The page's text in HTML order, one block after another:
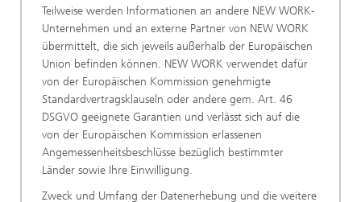
Teilweise werden Informationen an andere NEW WORK-
Unternehmen und an externe Partner von NEW WORK
übermittelt, die sich jeweils außerhalb der Europäischen
Union befinden können. NEW WORK verwendet dafür
von der Europäischen Kommission genehmigte
Standardvertragsklauseln oder andere gem. Art. 46
DSGVO geeignete Garantien und verlässt sich auf die
von der Europäischen Kommission erlassenen
Angemessenheitsbeschlüsse bezüglich bestimmter
Länder sowie Ihre Einwilligung.
Zweck und Umfang der Datenerhebung und die weitere